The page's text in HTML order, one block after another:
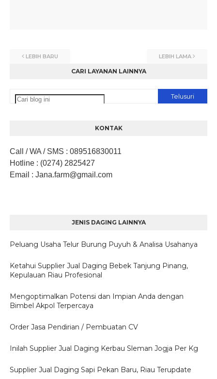
LEBIH BARU LEBIH LAMA
CARI LAYANAN LAINNYA
KONTAK
Call / WA / SMS : 089516830011
Hotline : (0274) 2825427
Email : Jana.farm@gmail.com
JENIS DAGING LAINNYA
Peluang Usaha Telur Burung Puyuh & Analisa Usahanya
Ketahui Supplier Jual Daging Bebek Tanjung Pinang,
Kepulauan Riau Profesional
Mengoptimalkan Potensi dan Impian Anda dengan
Bimbel Akpol Terpercaya
Order Jasa Pendirian / Pembuatan CV
Inilah Supplier Jual Daging Kerbau Sleman Jogja Per Kg
Supplier Jual Daging Sapi Pekan Baru, Riau Terupdate